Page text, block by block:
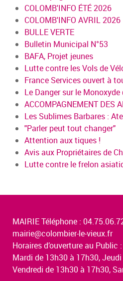
COLOMB'INFO ÉTÉ 2026
COLOMB'INFO AVRIL 2026
BULLE VERTE
Bulletin Municipal N°53
BAFA, Projet jeunes
Lutte contre les Vols de
France Services ouvert à
Le Danger sur le Monoxyde
ACCOMPAGNEMENT DES
Les Sublimes Barbares :
"Parler peut tout changer"
Attention aux tiques !
Avis aux Propriétaires de
Lutte contre le frelon
MAIRIE Téléphone :
mairie@colombier-le-vieux.fr
Horaires d’ouverture au
Mardi de 13h30 à 17h30,
Vendredi de 13h30 à 17h30,